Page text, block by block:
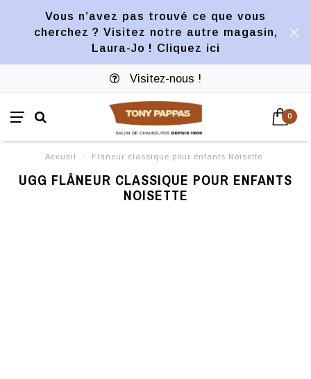
Vous n’avez pas trouvé ce que vous
cherchez ? Visitez notre autre magasin,
Laura-Jo ! Cliquez ici
Visitez-nous !
0
Accueil / Flâneur classique pour enfants Noisette
UGG FLÂNEUR CLASSIQUE POUR ENFANTS
NOISETTE